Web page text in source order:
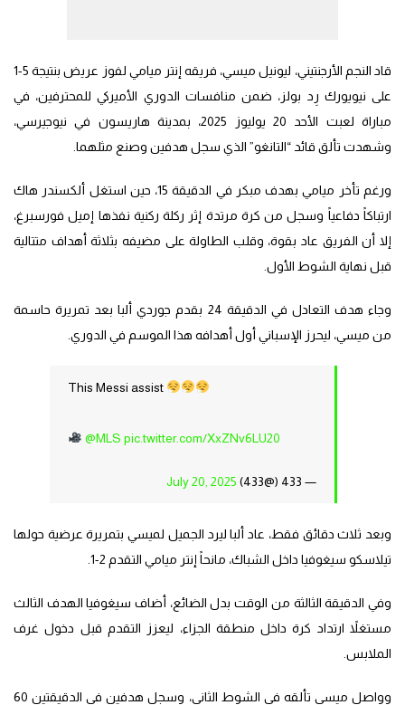
قاد النجم الأرجنتيني، ليونيل ميسي، فريقه إنتر ميامي لفوز عريض بنتيجة 5-1
على نيويورك رِد بولز، ضمن منافسات الدوري الأميركي للمحترفين، في
مباراة لعبت الأحد 20 يوليوز 2025، بمدينة هاريسون في نيوجيرسي،
وشهدت تألق قائد “التانغو” الذي سجل هدفين وصنع مثلهما.
ورغم تأخر ميامي بهدف مبكر في الدقيقة 15، حين استغل ألكسندر هاك
ارتباكاً دفاعياً وسجل من كرة مرتدة إثر ركلة ركنية نفذها إميل فورسبرغ،
إلا أن الفريق عاد بقوة، وقلب الطاولة على مضيفه بثلاثة أهداف متتالية
قبل نهاية الشوط الأول.
وجاء هدف التعادل في الدقيقة 24 بقدم جوردي ألبا بعد تمريرة حاسمة
من ميسي، ليحرز الإسباني أول أهدافه هذا الموسم في الدوري.
This Messi assist
@MLS pic.twitter.com/XxZNv6LU20
— 433 (@433)
July 20, 2025
وبعد ثلاث دقائق فقط، عاد ألبا ليرد الجميل لميسي بتمريرة عرضية حولها
تيلاسكو سيغوفيا داخل الشباك، مانحاً إنتر ميامي التقدم 2-1.
وفي الدقيقة الثالثة من الوقت بدل الضائع، أضاف سيغوفيا الهدف الثالث
مستغلاً ارتداد كرة داخل منطقة الجزاء، ليعزز التقدم قبل دخول غرف
الملابس.
وواصل ميسي تألقه في الشوط الثاني، وسجل هدفين في الدقيقتين 60